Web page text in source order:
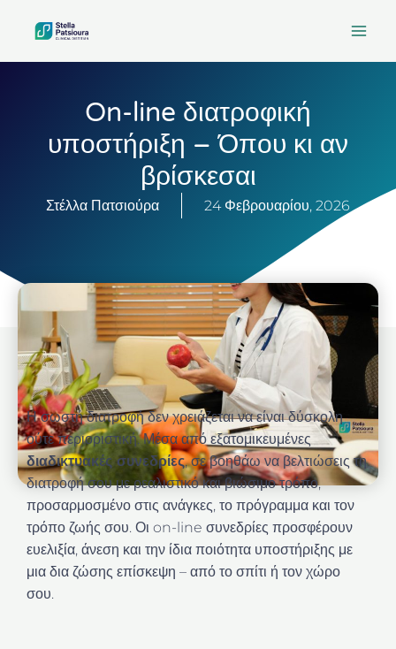
περιεχόμενο
On-line διατροφική
υποστήριξη – Όπου κι αν
βρίσκεσαι
Στέλλα Πατσιούρα 24 Φεβρουαρίου, 2026
Η σωστή διατροφή δεν χρειάζεται να είναι δύσκολη
ούτε περιοριστική. Μέσα από εξατομικευμένες
διαδικτυακές συνεδρίες, σε βοηθάω να βελτιώσεις τη
διατροφή σου με ρεαλιστικό και βιώσιμο τρόπο,
προσαρμοσμένο στις ανάγκες, το πρόγραμμα και τον
τρόπο ζωής σου. Οι on-line συνεδρίες προσφέρουν
ευελιξία, άνεση και την ίδια ποιότητα υποστήριξης με
μια δια ζώσης επίσκεψη – από το σπίτι ή τον χώρο
σου.